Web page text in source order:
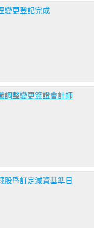
變更登記完成
調整變更簽證會計師
股暨訂定減資基準日